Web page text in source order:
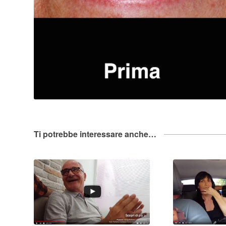
Ti potrebbe interessare anche…